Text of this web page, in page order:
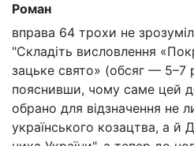
Роман
вправа 64 трохи не
"Складіть висловлення
зацьке свято» (обсяг — 5–7
пояснивши, чому саме цей
обрано для відзначення не
українського козацтва, а й